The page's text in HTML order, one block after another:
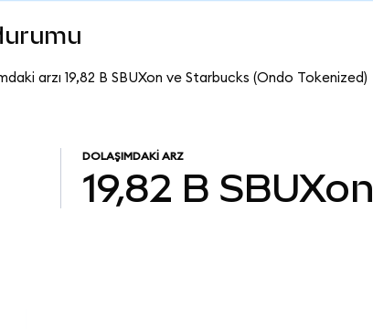
arzı 19,82 B SBUXon ve Starbucks (Ondo Tokenized)
DOLAŞIMDAKI ARZ
19,82 B SBUXon